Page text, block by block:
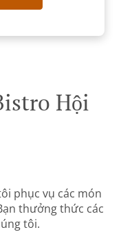
Hội
phục vụ các món
thưởng thức các
tôi.